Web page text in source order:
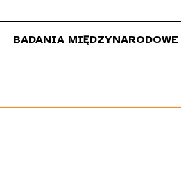
BADANIA MIĘDZYNARODOWE